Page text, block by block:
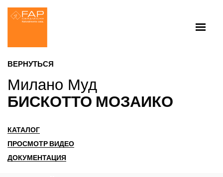
ВЕРНУТЬСЯ
Милано Муд
БИСКОТТО МОЗАИКО
КАТАЛОГ
ПРОСМОТР ВИДЕО
ДОКУМЕНТАЦИЯ